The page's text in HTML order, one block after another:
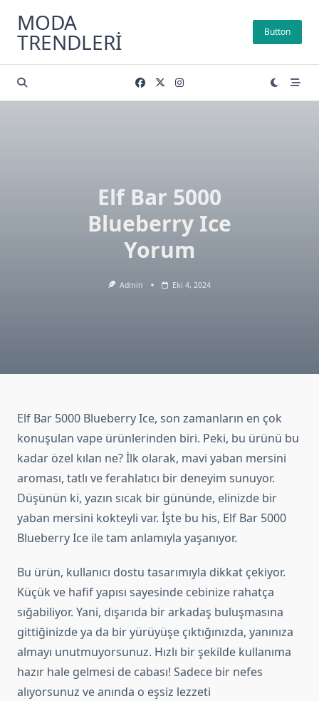
content
MODA
TRENDLERI Button
Elf Bar 5000
Blueberry Ice
Yorum
Admin Eki 4, 2024
Elf Bar 5000 Blueberry Ice, son zamanların en çok
konuşulan vape ürünlerinden biri. Peki, bu ürünü bu
kadar özel kılan ne? İlk olarak, mavi yaban mersini
aroması, tatlı ve ferahlatıcı bir deneyim sunuyor.
Düşünün ki, yazın sıcak bir gününde, elinizde bir
yaban mersini kokteyli var. İşte bu his, Elf Bar 5000
Blueberry Ice ile tam anlamıyla yaşanıyor.
Bu ürün, kullanıcı dostu tasarımıyla dikkat çekiyor.
Küçük ve hafif yapısı sayesinde cebinize rahatça
sığabiliyor. Yani, dışarıda bir arkadaş buluşmasına
gittiğinizde ya da bir yürüyüşe çıktığınızda, yanınıza
almayı unutmuyorsunuz. Hızlı bir şekilde kullanıma
hazır hale gelmesi de cabası! Sadece bir nefes
alıyorsunuz ve anında o eşsiz lezzeti